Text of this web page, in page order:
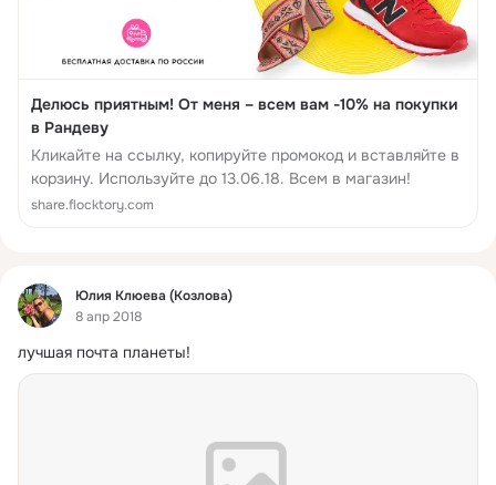
Делюсь приятным! От меня – всем вам -10% на покупки
в Рандеву
Кликайте на ссылку, копируйте промокод и вставляйте в
корзину. Используйте до 13.06.18. Всем в магазин!
share.flocktory.com
Фид
Юлия Клюева (Козлова)
8 апр 2018
лучшая почта планеты!